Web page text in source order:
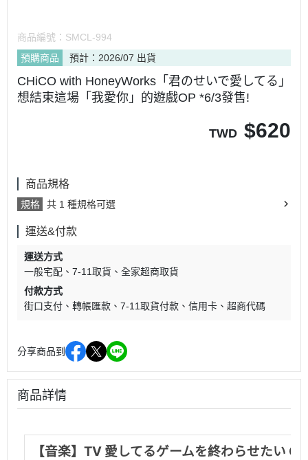
商品編號： SMCL-994
預購商品
預計：2026/07 出貨
CHiCO with HoneyWorks「君のせいで愛してる」
想結束這場「我愛你」的遊戲OP *6/3發售!
TWD $620
商品規格
規格 共 1 種規格可選
運送&付款
運送方式
一般宅配
7-11取貨
全家超商取貨
付款方式
街口支付
轉帳匯款 7-11取貨付款 信用卡 超商代碼
分享商品到
商品詳情
【音楽】TV 愛してるゲームを終わらせたい